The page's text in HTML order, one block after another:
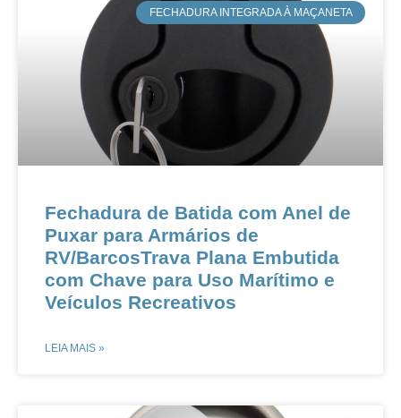
​FECHADURA INTEGRADA À MAÇANETA
Fechadura de Batida com Anel de
Puxar para Armários de
RV/BarcosTrava Plana Embutida
com Chave para Uso Marítimo e
Veículos Recreativos
LEIA MAIS »